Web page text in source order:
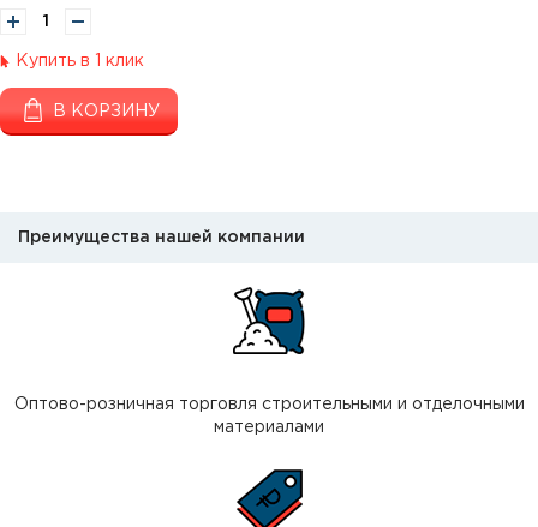
Купить в 1 клик
В КОРЗИНУ
Преимущества нашей компании
Оптово-розничная торговля строительными и отделочными
материалами